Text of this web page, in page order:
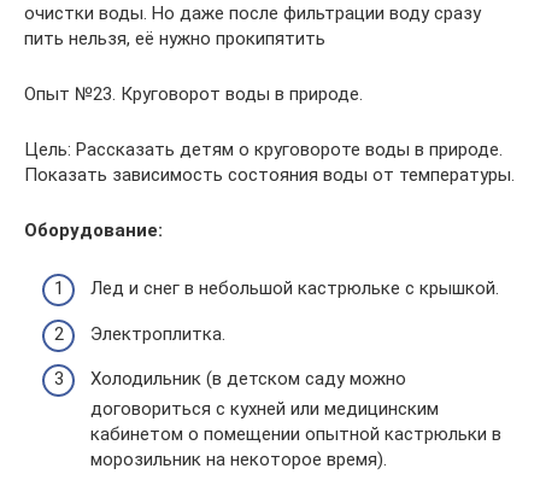
очистки воды. Но даже после фильтрации воду сразу
пить нельзя, её нужно прокипятить
Опыт №23. Круговорот воды в природе.
Цель: Рассказать детям о круговороте воды в природе.
Показать зависимость состояния воды от температуры.
Оборудование:
Лед и снег в небольшой кастрюльке с крышкой.
Электроплитка.
Холодильник (в детском саду можно
договориться с кухней или медицинским
кабинетом о помещении опытной кастрюльки в
морозильник на некоторое время).